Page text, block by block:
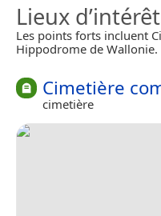
Lieux
Les points forts incluent
Hippodrome de Wallonie.
Cimetière
cimetière